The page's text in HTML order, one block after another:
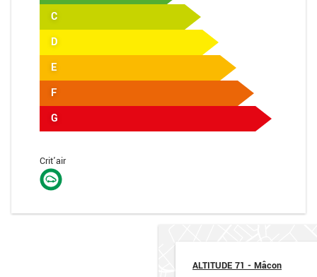
C
D
E
F
G
Crit'air
ALTITUDE 71 - Mâcon